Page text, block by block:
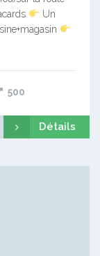
Un
500
Détails